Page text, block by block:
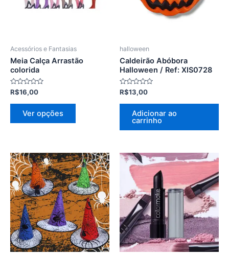
Acessórios e Fantasias
Meia Calça Arrastão
colorida
Avaliação
de
R$16,00
Ver opções
As
escolhidas
produto
halloween
Caldeirão Abóbora
Halloween / Ref: XIS0728
Avaliação
de
R$13,00
Adicionar ao
carrinho
Este
produto
tem
várias
variantes.
As
opções
podem